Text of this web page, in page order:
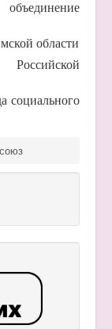
области
социального